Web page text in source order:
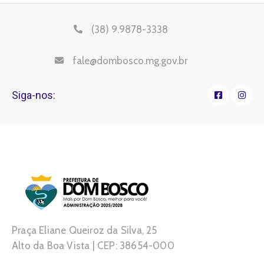
(38) 9.9878-3338
fale@dombosco.mg.gov.br
Siga-nos:
Praça Eliane Queiroz da Silva, 25
Alto da Boa Vista | CEP: 38654-000